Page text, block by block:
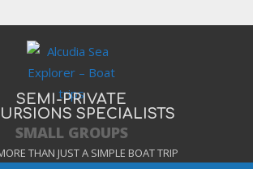
SEMI-PRIVATE
SPECIALISTS
SMALL GROUPS
THAN JUST A SIMPLE BOAT TRIP